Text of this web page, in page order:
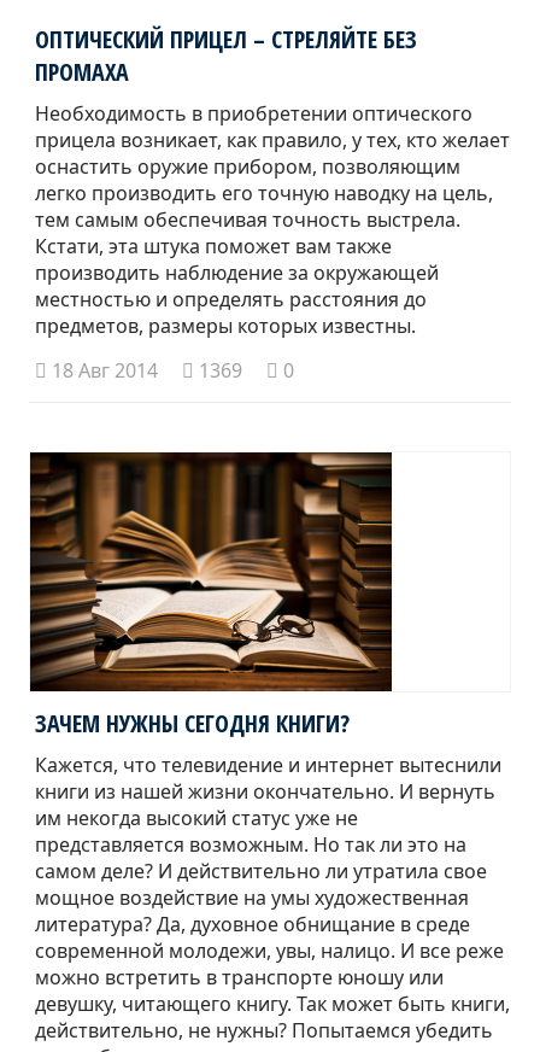
ОПТИЧЕСКИЙ ПРИЦЕЛ – СТРЕЛЯЙТЕ БЕЗ
ПРОМАХА
Необходимость в приобретении оптического
прицела возникает, как правило, у тех, кто желает
оснастить оружие прибором, позволяющим
легко производить его точную наводку на цель,
тем самым обеспечивая точность выстрела.
Кстати, эта штука поможет вам также
производить наблюдение за окружающей
местностью и определять расстояния до
предметов, размеры которых известны.
18 Авг 2014
1369 0
ЗАЧЕМ НУЖНЫ СЕГОДНЯ КНИГИ?
Кажется, что телевидение и интернет вытеснили
книги из нашей жизни окончательно. И вернуть
им некогда высокий статус уже не
представляется возможным. Но так ли это на
самом деле? И действительно ли утратила свое
мощное воздействие на умы художественная
литература? Да, духовное обнищание в среде
современной молодежи, увы, налицо. И все реже
можно встретить в транспорте юношу или
девушку, читающего книгу. Так может быть книги,
действительно, не нужны? Попытаемся убедить